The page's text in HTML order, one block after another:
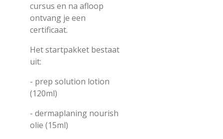
cursus en na afloop
ontvang je een
certificaat.
Het startpakket bestaat
uit:
- prep solution lotion
(120ml)
- dermaplaning nourish
olie (15ml)